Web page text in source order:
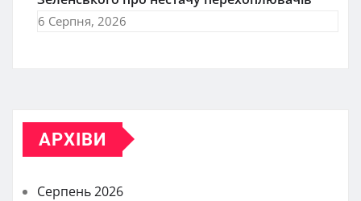
6 Серпня, 2026
АРХІВИ
Серпень 2026